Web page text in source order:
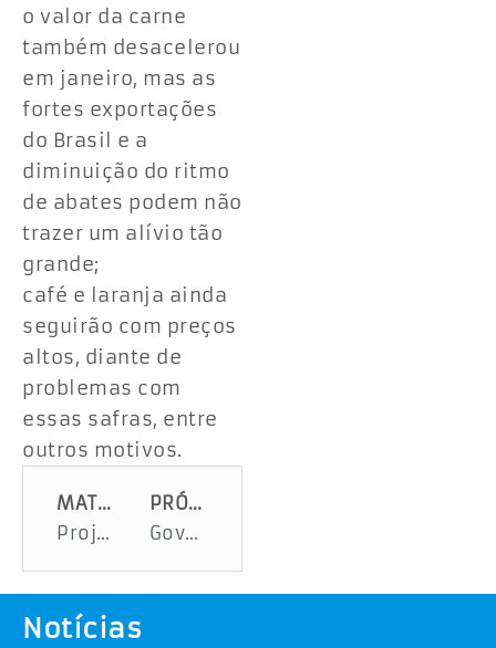
o valor da carne
também desacelerou
em janeiro, mas as
fortes exportações
do Brasil e a
diminuição do ritmo
de abates podem não
trazer um alívio tão
grande;
café e laranja ainda
seguirão com preços
altos, diante de
problemas com
essas safras, entre
outros motivos.
MATÉRIA ANTERIOR
Projeto Cultivando Futuros estimula a participação social para aprimorar políticas de agricultura familiar e segurança alimentar
PRÓXIMA MATÉRIA
Governo lança consulta pública para reavaliação dos índices e impactos do ICMS-Social
Notícias